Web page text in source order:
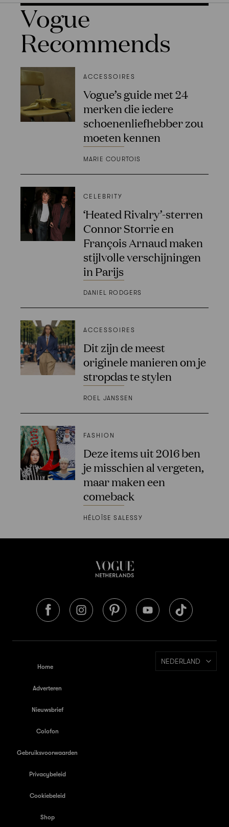
Vogue
Recommends
ACCESSOIRES
Vogue’s guide met 24
merken die iedere
schoenenliefhebber zou
moeten kennen
MARIE COURTOIS
CELEBRITY
‘Heated Rivalry’-sterren
Connor Storrie en
François Arnaud maken
stijlvolle verschijningen
in Parijs
DANIEL RODGERS
ACCESSOIRES
Dit zijn de meest
originele manieren om je
stropdas te stylen
ROEL JANSSEN
FASHION
Deze items uit 2016 ben
je misschien al vergeten,
maar maken een
comeback
HÉLOÏSE SALESSY
Home
Adverteren
Nieuwsbrief
Colofon
Gebruiksvoorwaarden
Privacybeleid
Cookiebeleid
Shop
NEDERLAND